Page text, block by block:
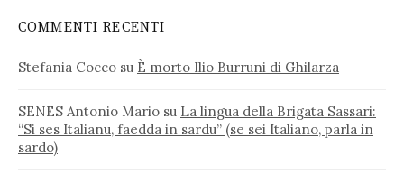
COMMENTI RECENTI
Stefania Cocco su È morto Ilio Burruni di Ghilarza
SENES Antonio Mario su La lingua della Brigata Sassari:
“Si ses Italianu, faedda in sardu” (se sei Italiano, parla in
sardo)